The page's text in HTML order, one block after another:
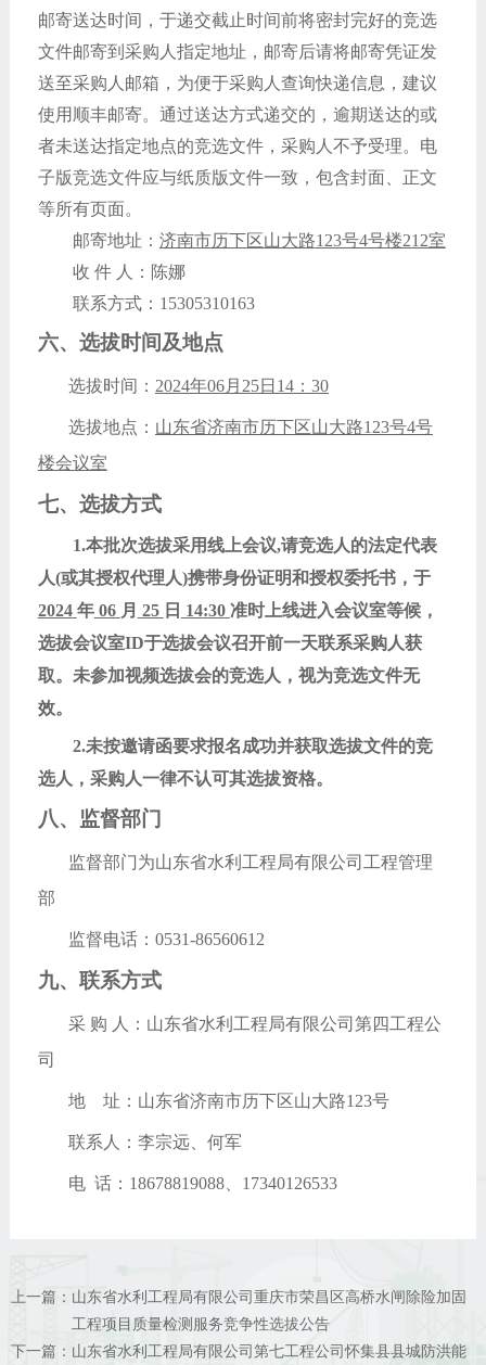
邮寄送达时间，于递交截止时间前将密封完好的竞选
文件邮寄到采购人指定地址，邮寄后请将邮寄凭证发
送至采购人邮箱，为便于采购人查询快递信息，建议
使用顺丰邮寄。通过送达方式递交的，逾期送达的或
者未送达指定地点的竞选文件，采购人不予受理。电
子版竞选文件应与纸质版文件一致，包含封面、正文
等所有页面。
邮寄地址： 济南市历下区山大路123号4号楼212室
收 件 人： 陈娜
联系方式： 15305310163
六、选拔时间及地点
选拔时间： 2024年06月25日 14 ：30
选拔地点： 山东省济南市历下区山大路123号4号
楼会议室
七、选拔方式
1.本批次选拔采用线上会议,请竞选人的法定代表
人(或其授权代理人)携带身份证明和授权委托书，于
2024 年 06 月 25 日 14:30 准时上线进入会议室等候，
选拔会议室ID于选拔会议召开前一天联系采购人获
取。未参加视频选拔会的竞选人，视为竞选文件无
效。
2.未按邀请函要求报名成功并获取选拔文件的竞
选人，采购人一律不认可其选拔资格。
八、监督部门
监督部门为山东省水利工程局有限公司工程管理
部
监督电话：0531-86560612
九、联系方式
采 购 人：山东省水利工程局有限公司第四工程公
司
地 址：山东省济南市历下区山大路123号
联系人：李宗远、何军
电 话： 18678819088、17340126533
上一篇： 山东省水利工程局有限公司重庆市荣昌区高桥水闸除险加固
工程项目质量检测服务竞争性选拔公告
下一篇： 山东省水利工程局有限公司第七工程公司怀集县县城防洪能